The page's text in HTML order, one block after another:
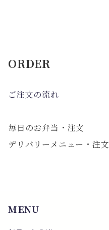
ORDER
ご注文の流れ
毎日のお弁当・注文
デリバリーメニュー・注文
MENU